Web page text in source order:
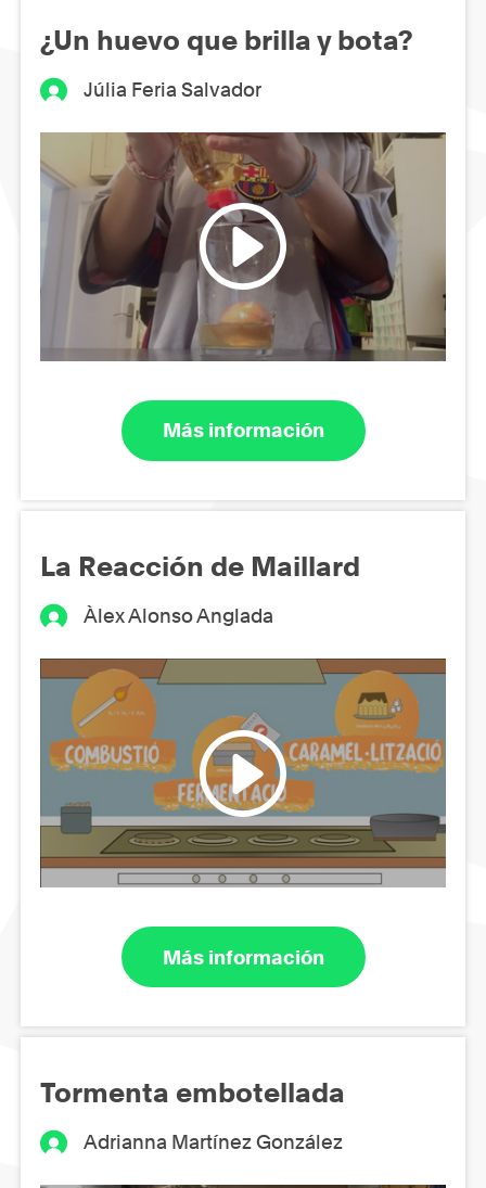
¿Un huevo que brilla y bota?
Júlia Feria Salvador
Más información
La Reacción de Maillard
Àlex Alonso Anglada
Más información
Tormenta embotellada
Adrianna Martínez González